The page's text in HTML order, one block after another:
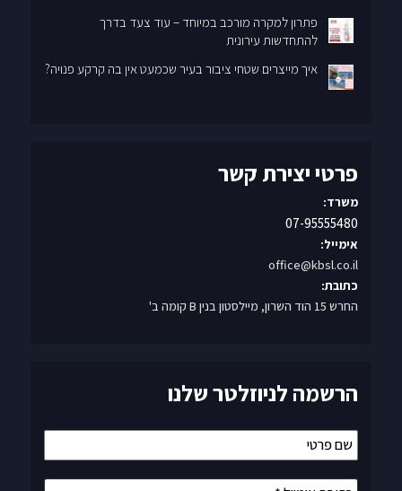
פתרון למקרה מורכב במיוחד – עוד צעד בדרך
להתחדשות עירונית
איך מייצרים שטחי ציבור בעיר שכמעט אין בה קרקע פנויה?
פרטי יצירת קשר
משרד:
07-95555480
אימייל:
office@kbsl.co.il
כתובת:
החרש 15 הוד השרון, מיילסטון בנין B קומה ב'
הרשמה לניוזלטר שלנו
שם
פרטי
כתובת